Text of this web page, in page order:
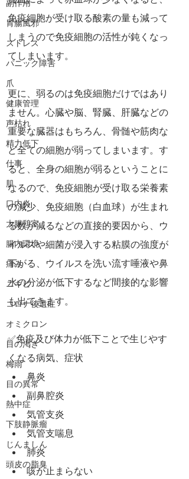
副作用
胃腸風邪
ストレス
パニック障害
爪
健康管理
声枯れ
精力低下
仕事
肌
口内炎
大腸憩室
腸内環境
痛み
ニキビ
コロナ後遺症
オミクロン
目の渇き
梅雨
目の異常
熱中症
下肢静脈瘤
じんましん
頭皮の脂臭
免疫細胞が受け取る酸素の量も減って
しまうので免疫細胞の活性が鈍くなっ
てしまいます。
更に、弱るのは免疫細胞だけではあり
ません。心臓や脳、腎臓、肝臓などの
重要な臓器はもちろん、骨髄や筋肉な
ど全ての細胞が弱ってしまいます。す
ると、全身の細胞が弱るということに
なるので、免疫細胞が受け取る栄養素
の減少、免疫細胞（白血球）が生まれ
る数が減るなどの直接的要因から、ウ
イルスや細菌が浸入する粘膜の強度が
下がる、ウイルスを洗い流す唾液や鼻
水の分泌が低下するなど間接的な影響
も出てきます。
✅免疫及び体力が低下ことで生じやす
くなる病気、症状
鼻炎
副鼻腔炎
気管支炎
気管支喘息
肺炎
咳が止まらない